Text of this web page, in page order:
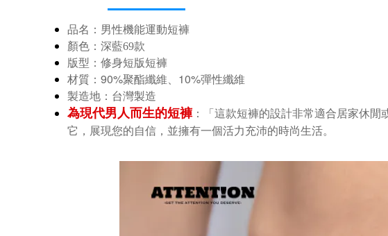
品名： 男性機能運動短褲
顏色： 深藍69款
版型：修身短版短褲
材質： 90%聚酯纖維 10%彈性纖維
製造地：台灣製造
為現代男人而生的短褲：
「這款短褲的設計非常適合居家休
它，展現您的自信，並擁有一個活力充沛的時尚生活。